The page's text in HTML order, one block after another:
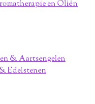
en Oliën
& Aartsengelen
Edelstenen